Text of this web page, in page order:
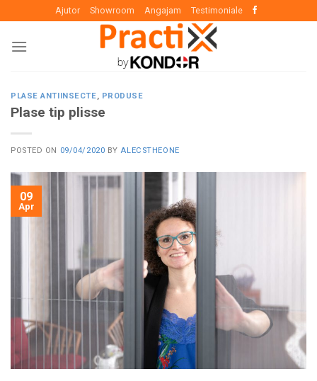
content
Ajutor Showroom Angajam Testimoniale
PLASE ANTIINSECTE, PRODUSE
Plase tip plisse
POSTED ON 09/04/2020 BY ALECSTHEONE
09
Apr